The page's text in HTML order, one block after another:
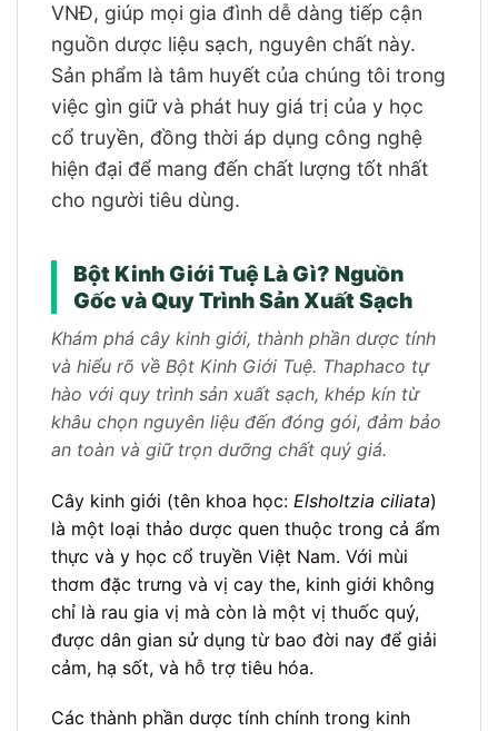
VNĐ, giúp mọi gia đình dễ dàng tiếp cận
nguồn dược liệu sạch, nguyên chất này.
Sản phẩm là tâm huyết của chúng tôi trong
việc gìn giữ và phát huy giá trị của y học
cổ truyền, đồng thời áp dụng công nghệ
hiện đại để mang đến chất lượng tốt nhất
cho người tiêu dùng.
Bột Kinh Giới Tuệ Là Gì? Nguồn
Gốc và Quy Trình Sản Xuất Sạch
Khám phá cây kinh giới, thành phần dược tính
và hiểu rõ về Bột Kinh Giới Tuệ. Thaphaco tự
hào với quy trình sản xuất sạch, khép kín từ
khâu chọn nguyên liệu đến đóng gói, đảm bảo
an toàn và giữ trọn dưỡng chất quý giá.
Cây kinh giới (tên khoa học: Elsholtzia ciliata)
là một loại thảo dược quen thuộc trong cả ẩm
thực và y học cổ truyền Việt Nam. Với mùi
thơm đặc trưng và vị cay the, kinh giới không
chỉ là rau gia vị mà còn là một vị thuốc quý,
được dân gian sử dụng từ bao đời nay để giải
cảm, hạ sốt, và hỗ trợ tiêu hóa.
Các thành phần dược tính chính trong kinh